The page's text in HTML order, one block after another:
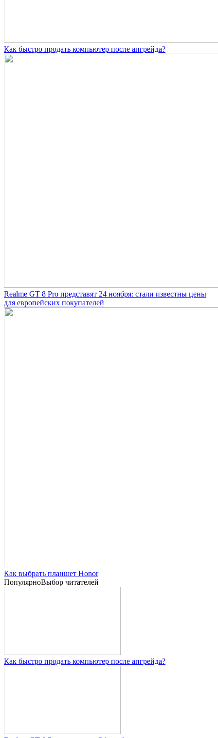
Как быстро продать компьютер после апгрейда?
Realme GT 8 Pro представят 24 ноября: стали известны цены
для европейских покупателей
Как выбрать планшет Honor
ПопулярноВыбор читателей
Как быстро продать компьютер после апгрейда?